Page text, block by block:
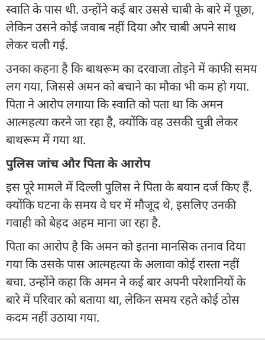
स्वाति के पास थी. उन्होंने कई बार उससे चाबी के बारे में पूछा,
लेकिन उसने कोई जवाब नहीं दिया और चाबी अपने साथ
लेकर चली गई.
उनका कहना है कि बाथरूम का दरवाजा तोड़ने में काफी समय
लग गया, जिससे अमन को बचाने का मौका भी कम हो गया.
पिता ने आरोप लगाया कि स्वाति को पता था कि अमन
आत्महत्या करने जा रहा है, क्योंकि वह उसकी चुन्नी लेकर
बाथरूम में गया था.
पुलिस जांच और पिता के आरोप
इस पूरे मामले में दिल्ली पुलिस ने पिता के बयान दर्ज किए हैं.
क्योंकि घटना के समय वे घर में मौजूद थे, इसलिए उनकी
गवाही को बेहद अहम माना जा रहा है.
पिता का आरोप है कि अमन को इतना मानसिक तनाव दिया
गया कि उसके पास आत्महत्या के अलावा कोई रास्ता नहीं
बचा. उन्होंने कहा कि अमन ने कई बार अपनी परेशानियों के
बारे में परिवार को बताया था, लेकिन समय रहते कोई ठोस
कदम नहीं उठाया गया.